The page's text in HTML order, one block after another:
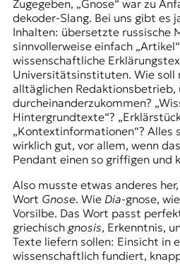
e
n
J
o
u
r
n
a
l
s
m
u
s
u
n
d
Zugegeben, „Gnose“ war zu
dekoder-Slang. Bei uns gibt es
Inhalten: übersetzte russische
sinnvollerweise einfach
wissenschaftliche
Universitätsinstituten. Wie soll
alltäglichen Redaktionsbetrieb,
durcheinanderzukommen?
Hintergrundtexte“?
„Kontextinformationen“? Alles
wirklich gut, vor allem, wenn
Pendant einen so griffigen und
Also musste etwas anderes
Wort Gnose. Wie Dia-gnose, wie
Vorsilbe. Das Wort passt
griechisch gnosis, Erkenntnis,
Texte liefern sollen: Einsicht in
wissenschaftlich fundiert,